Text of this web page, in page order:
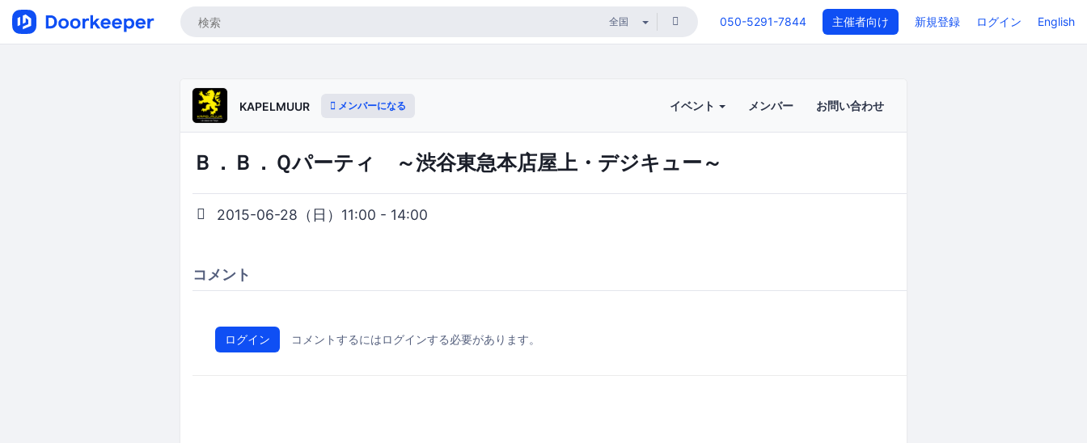
050-5291-7844 主催者向け 新規登録 ログイン English
KAPELMUUR メンバーになる イベント メンバー お問い合わせ
Ｂ．Ｂ．Ｑパーティ ～渋谷東急本店屋上・デジキュー～
2015-06-28（日）11:00 - 14:00
コメント
ログイン コメントするにはログインする必要があります。